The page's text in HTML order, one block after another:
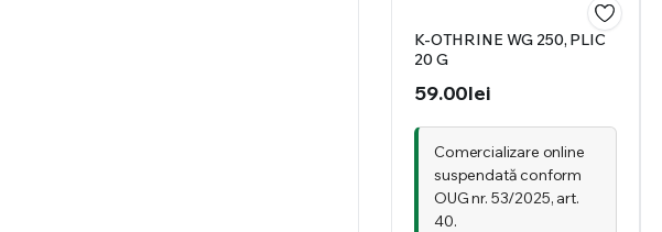
K-OTHRINE WG 250, PLIC
20 G
59.00lei
Comercializare online
suspendată conform
OUG nr. 53/2025, art.
40.